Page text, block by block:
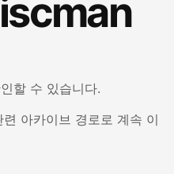
할 수 있습니다.
아카이브 경로로 계속 이